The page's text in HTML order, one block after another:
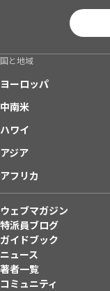
国と地域
ヨーロッパ
中南米
ハワイ
アジア
アフリカ
ウェブマガジン
特派員ブログ
ガイドブック
ニュース
著者一覧
コミュニティ